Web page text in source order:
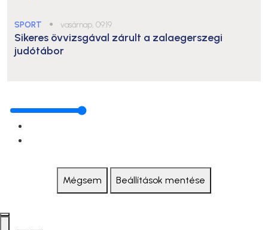
SPORT ● vasárnap, 09:19
Sikeres övvizsgával zárult a zalaegerszegi
judótábor
Mégsem Beállítások mentése